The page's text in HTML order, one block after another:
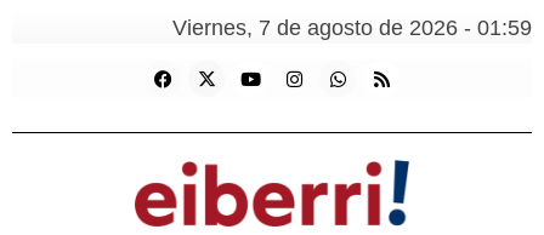
Viernes, 7 de agosto de 2026 - 01:59